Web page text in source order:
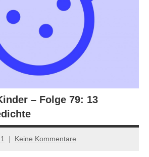
– Folge 79: 13
Keine Kommentare